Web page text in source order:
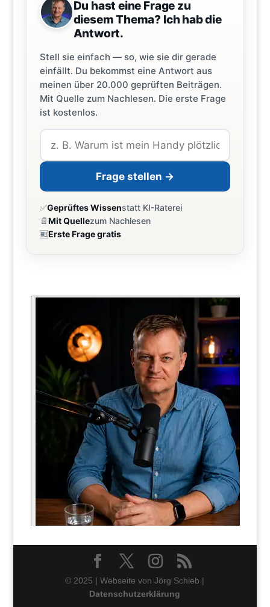
Du hast eine Frage zu
diesem Thema? Ich hab die
Antwort.
Stell sie einfach — so, wie sie dir gerade
einfällt. Du bekommst eine Antwort aus
meinen über 20.000 geprüften Beiträgen.
Mit Quelle zum Nachlesen. Die erste Frage
ist kostenlos.
Frage stellen →
✅Geprüftes Wissenstatt KI-Raterei
📄Mit Quellezum Nachlesen
🆓Erste Frage gratis
© 2025 | Webseite von Jörg Schieb |
Datenschutzerklärung